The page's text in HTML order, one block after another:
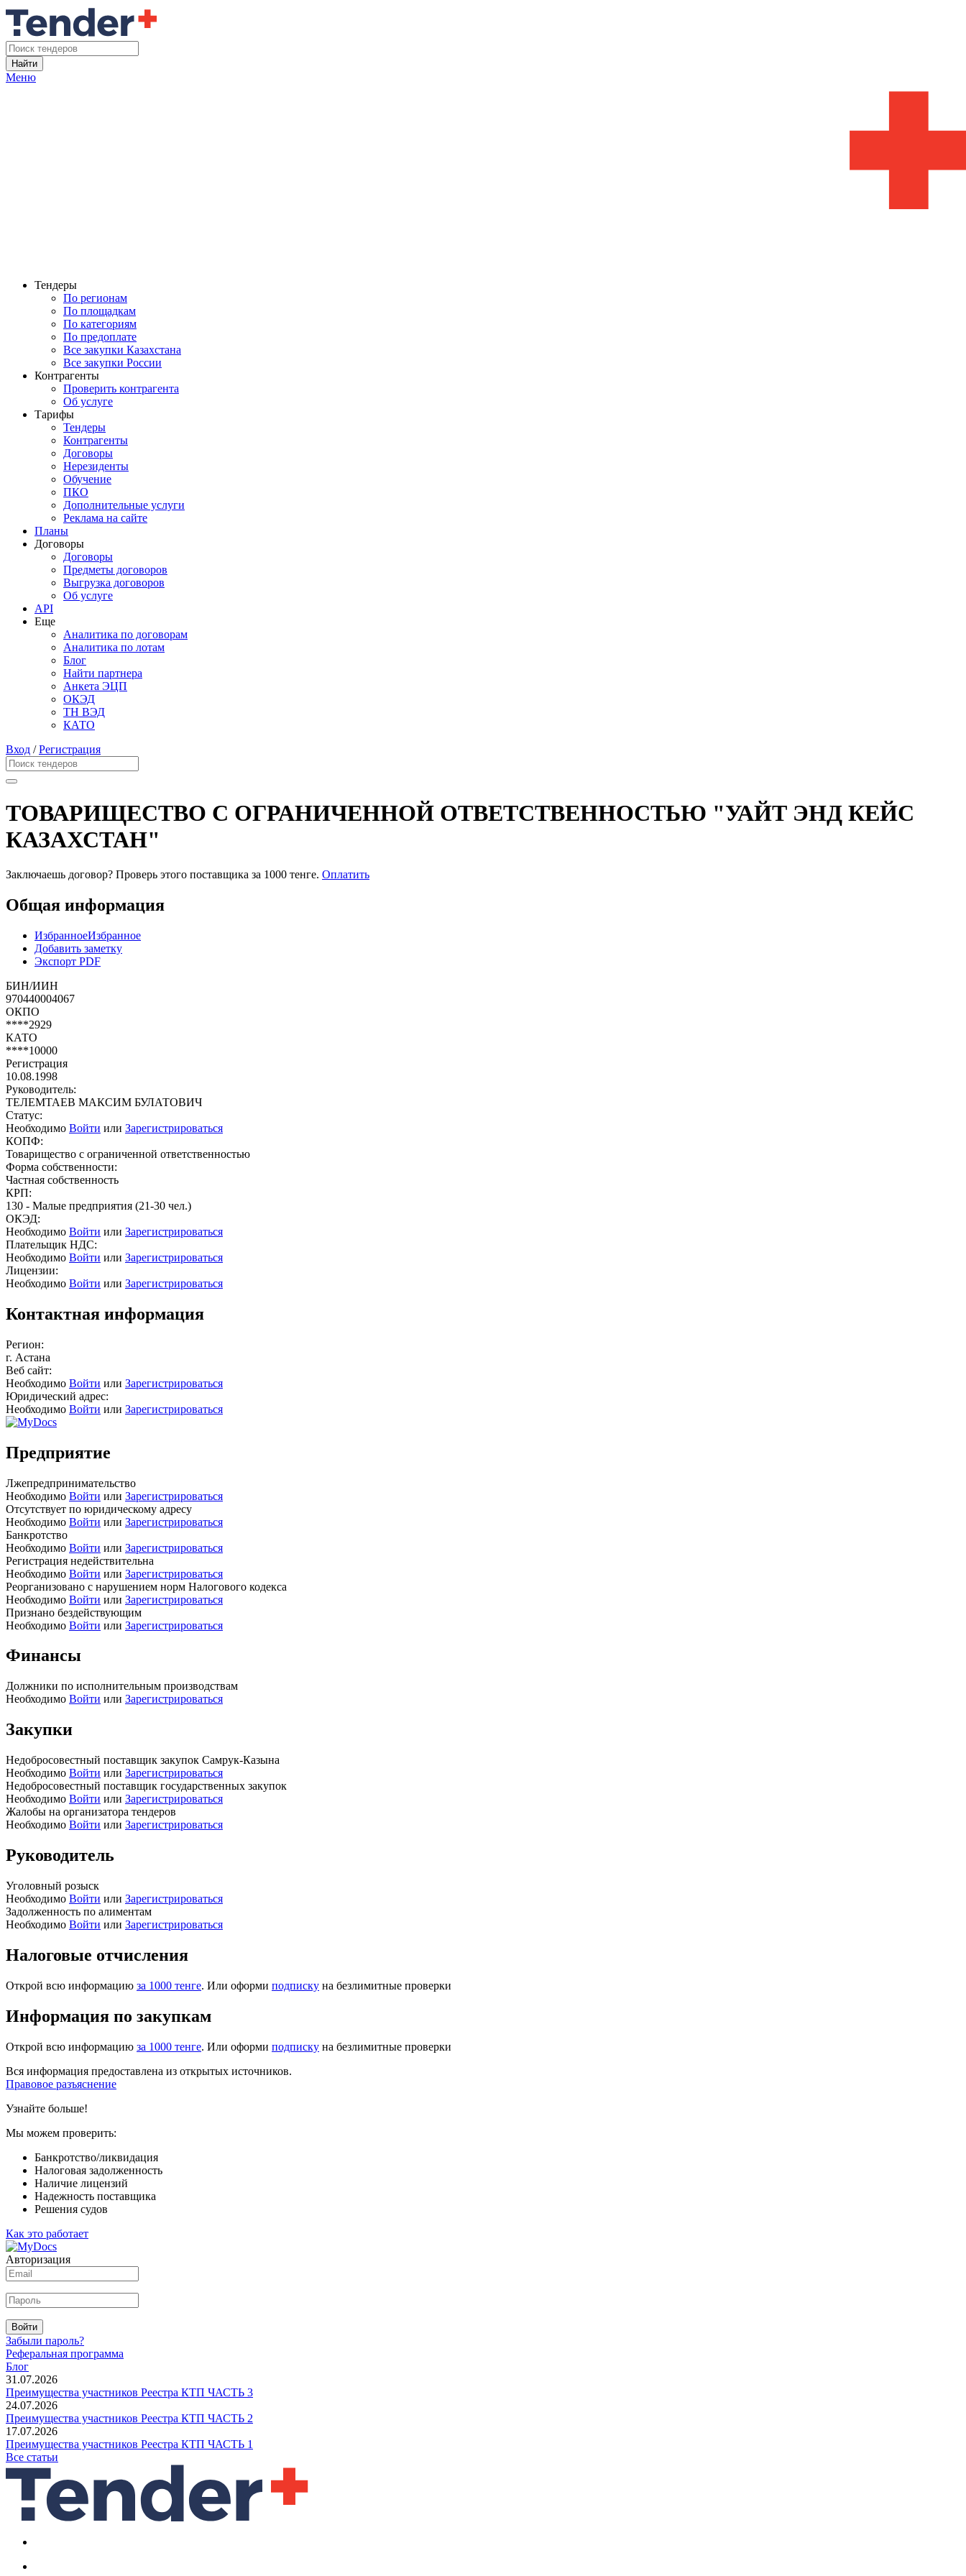
Найти
Меню
Тендеры
По регионам
По площадкам
По категориям
По предоплате
Все закупки Казахстана
Все закупки России
Контрагенты
Проверить контрагента
Об услуге
Тарифы
Тендеры
Контрагенты
Договоры
Нерезиденты
Обучение
ПКО
Дополнительные услуги
Реклама на сайте
Планы
Договоры
Договоры
Предметы договоров
Выгрузка договоров
Об услуге
API
Еще
Аналитика по договорам
Аналитика по лотам
Блог
Найти партнера
Анкета ЭЦП
ОКЭД
ТН ВЭД
КАТО
Вход /Регистрация
ТОВАРИЩЕСТВО С ОГРАНИЧЕННОЙ ОТВЕТСТВЕННОСТЬЮ "УАЙТ ЭНД КЕЙС
КАЗАХСТАН"
Заключаешь договор? Проверь этого поставщика за 1000 тенге. Оплатить
Общая информация
ИзбранноеИзбранное
Добавить заметку
Экспорт PDF
БИН/ИИН
970440004067
ОКПО
****2929
КАТО
****10000
Регистрация
10.08.1998
Руководитель:
ТЕЛЕМТАЕВ МАКСИМ БУЛАТОВИЧ
Статус:
Необходимо Войти или Зарегистрироваться
КОПФ:
Товарищество с ограниченной ответственностью
Форма собственности:
Частная собственность
КРП:
130 - Малые предприятия (21-30 чел.)
ОКЭД:
Необходимо Войти или Зарегистрироваться
Плательщик НДС:
Необходимо Войти или Зарегистрироваться
Лицензии:
Необходимо Войти или Зарегистрироваться
Контактная информация
Регион:
г. Астана
Веб сайт:
Необходимо Войти или Зарегистрироваться
Юридический адрес:
Необходимо Войти или Зарегистрироваться
Предприятие
Лжепредпринимательство
Необходимо Войти или Зарегистрироваться
Отсутствует по юридическому адресу
Необходимо Войти или Зарегистрироваться
Банкротство
Необходимо Войти или Зарегистрироваться
Регистрация недействительна
Необходимо Войти или Зарегистрироваться
Реорганизовано с нарушением норм Налогового кодекса
Необходимо Войти или Зарегистрироваться
Признано бездействующим
Необходимо Войти или Зарегистрироваться
Финансы
Должники по исполнительным производствам
Необходимо Войти или Зарегистрироваться
Закупки
Недобросовестный поставщик закупок Самрук-Казына
Необходимо Войти или Зарегистрироваться
Недобросовестный поставщик государственных закупок
Необходимо Войти или Зарегистрироваться
Жалобы на организатора тендеров
Необходимо Войти или Зарегистрироваться
Руководитель
Уголовный розыск
Необходимо Войти или Зарегистрироваться
Задолженность по алиментам
Необходимо Войти или Зарегистрироваться
Налоговые отчисления
Открой всю информацию за 1000 тенге. Или оформи подписку на безлимитные проверки
Информация по закупкам
Открой всю информацию за 1000 тенге. Или оформи подписку на безлимитные проверки
Вся информация предоставлена из открытых источников.
Правовое разъяснение
Узнайте больше!
Мы можем проверить:
Банкротство/ликвидация
Налоговая задолженность
Наличие лицензий
Надежность поставщика
Решения судов
Как это работает
Авторизация
Войти
Забыли пароль?
Реферальная программа
Блог
31.07.2026
Преимущества участников Реестра КТП ЧАСТЬ 3
24.07.2026
Преимущества участников Реестра КТП ЧАСТЬ 2
17.07.2026
Преимущества участников Реестра КТП ЧАСТЬ 1
Все статьи